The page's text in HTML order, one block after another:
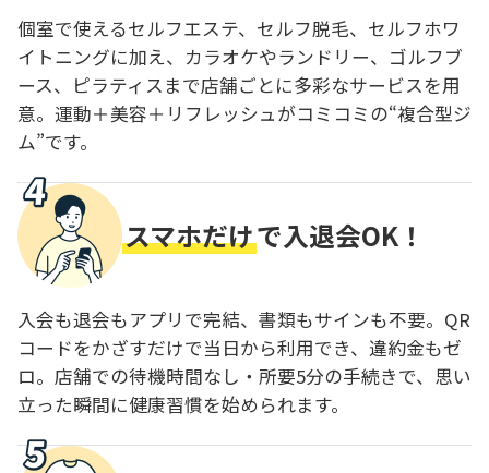
個室で使えるセルフエステ、セルフ脱毛、セルフホワ
イトニングに加え、カラオケやランドリー、ゴルフブ
ース、ピラティスまで店舗ごとに多彩なサービスを用
意。運動＋美容＋リフレッシュがコミコミの“複合型ジ
ム”です。
スマホだけで入退会OK！
入会も退会もアプリで完結、書類もサインも不要。QR
コードをかざすだけで当日から利用でき、違約金もゼ
ロ。店舗での待機時間なし・所要5分の手続きで、思い
立った瞬間に健康習慣を始められます。